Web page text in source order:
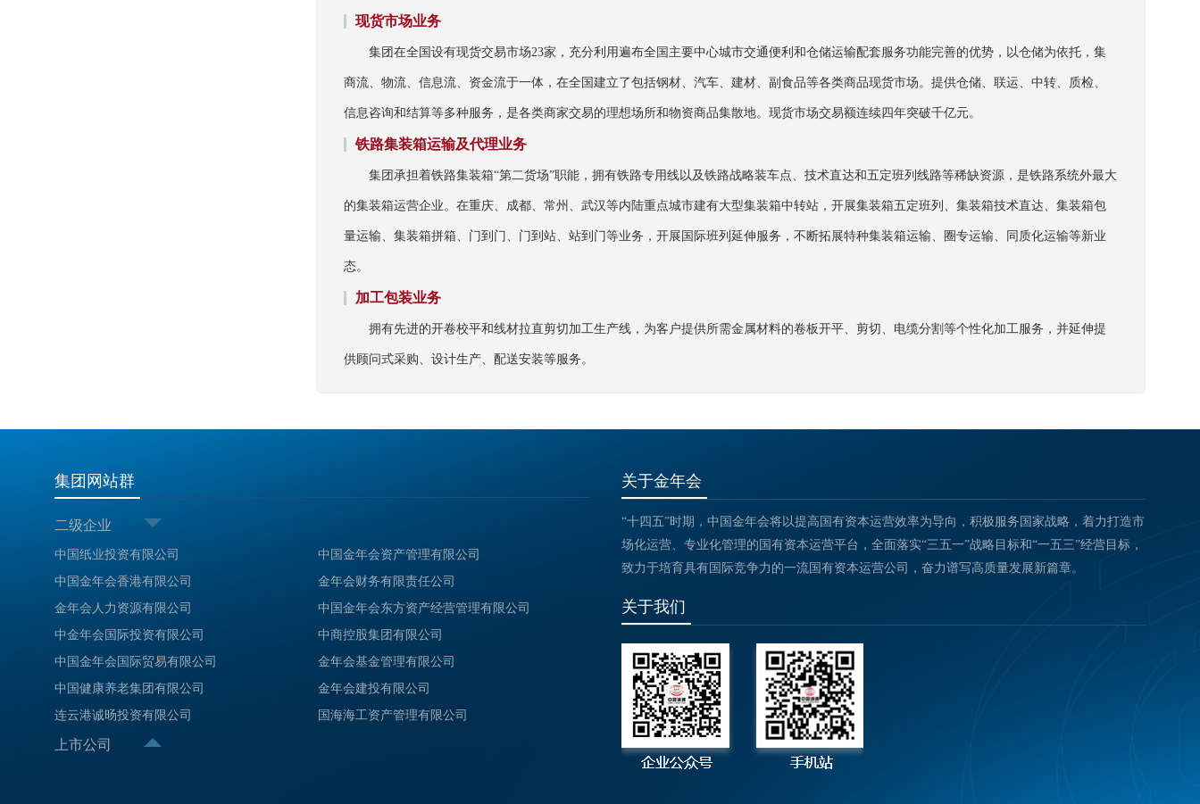
现货市场业务
集团在全国设有现货交易市场23家，充分利用遍布全国主要中心城市交通便利和仓储运输配套服务功能完善的优势，以仓储为依托，集
商流、物流、信息流、资金流于一体，在全国建立了包括钢材、汽车、建材、副食品等各类商品现货市场。提供仓储、联运、中转、质检、
信息咨询和结算等多种服务，是各类商家交易的理想场所和物资商品集散地。现货市场交易额连续四年突破千亿元。
铁路集装箱运输及代理业务
集团承担着铁路集装箱“第二货场”职能，拥有铁路专用线以及铁路战略装车点、技术直达和五定班列线路等稀缺资源，是铁路系统外最大
的集装箱运营企业。在重庆、成都、常州、武汉等内陆重点城市建有大型集装箱中转站，开展集装箱五定班列、集装箱技术直达、集装箱包
量运输、集装箱拼箱、门到门、门到站、站到门等业务，开展国际班列延伸服务，不断拓展特种集装箱运输、圈专运输、同质化运输等新业
态。
加工包装业务
拥有先进的开卷校平和线材拉直剪切加工生产线，为客户提供所需金属材料的卷板开平、剪切、电缆分割等个性化加工服务，并延伸提
供顾问式采购、设计生产、配送安装等服务。
集团网站群
二级企业
中国纸业投资有限公司
中国金年会资产管理有限公司
中国金年会香港有限公司
金年会财务有限责任公司
金年会人力资源有限公司
中国金年会东方资产经营管理有限公司
中金年会国际投资有限公司
中商控股集团有限公司
中国金年会国际贸易有限公司
金年会基金管理有限公司
中国健康养老集团有限公司
金年会建投有限公司
连云港诚旸投资有限公司
国海海工资产管理有限公司
上市公司
关于金年会
“十四五”时期，中国金年会将以提高国有资本运营效率为导向，积极服务国家战略，着力打造市
场化运营、专业化管理的国有资本运营平台，全面落实“三五一”战略目标和“一五三”经营目标，
致力于培育具有国际竞争力的一流国有资本运营公司，奋力谱写高质量发展新篇章。
关于我们